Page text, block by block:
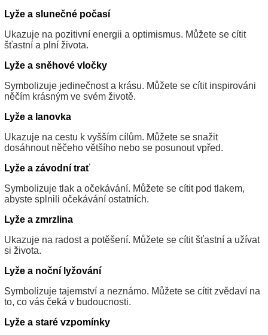
Lyže a slunečné počasí
Ukazuje na pozitivní energii a optimismus. Můžete se cítit
šťastní a plní života.
Lyže a sněhové vločky
Symbolizuje jedinečnost a krásu. Můžete se cítit inspirováni
něčím krásným ve svém životě.
Lyže a lanovka
Ukazuje na cestu k vyšším cílům. Můžete se snažit
dosáhnout něčeho většího nebo se posunout vpřed.
Lyže a závodní trať
Symbolizuje tlak a očekávání. Můžete se cítit pod tlakem,
abyste splnili očekávání ostatních.
Lyže a zmrzlina
Ukazuje na radost a potěšení. Můžete se cítit šťastní a užívat
si života.
Lyže a noční lyžování
Symbolizuje tajemství a neznámo. Můžete se cítit zvědaví na
to, co vás čeká v budoucnosti.
Lyže a staré vzpomínky